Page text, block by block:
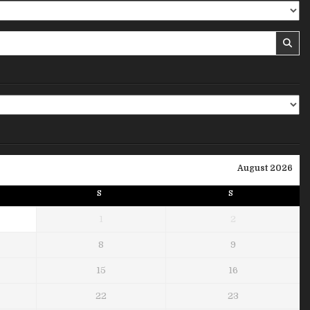
August 2026
S S
1 2
8 9
15 16
22 23